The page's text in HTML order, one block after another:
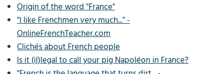
Origin of the word "France"
"I like Frenchmen very much..." -
OnlineFrenchTeacher.com
Clichés about French people
Is it (il)legal to call your pig Napoléon in France?